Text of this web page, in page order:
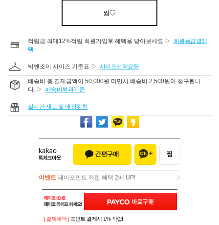
찜♡
적립금 최대12%적립 회원가입후 혜택을 받아보세요 ▷
회원등급별혜
택
빅앤조이 사이즈 기준표 ▷ 사이즈선택요령
배송비 총 결제금액이 50,000원 미만시 배송비 2,500원이 청구됩니
다. ▷ 배송비부과기준
실시간 재고 및 매장위치
이벤트 페이포인트 적립 혜택 2배 UP!
이벤트페이포인트 적립 혜택 2배 UP!
[ 결제혜택 ] 포인트 결제시 1% 적립!